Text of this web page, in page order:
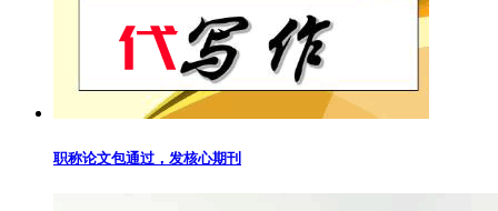
职称论文包通过，发核心期刊